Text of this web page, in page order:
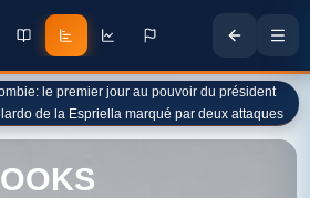
le premier jour au pouvoir du président
de la Espriella marqué par deux attaques